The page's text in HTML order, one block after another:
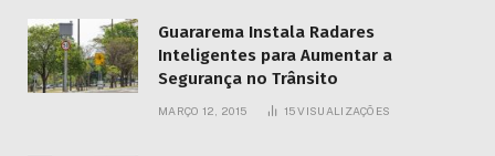
Guararema Instala Radares
Inteligentes para Aumentar a
Segurança no Trânsito
MARÇO 12, 2015 15VISUALIZAÇÕES